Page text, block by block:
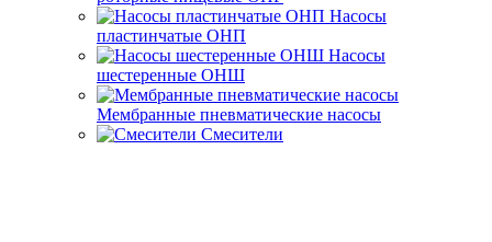
Насосы
пластинчатые ОНП
Насосы
шестеренные ОНШ
Мембранные пневматические насосы
Смесители